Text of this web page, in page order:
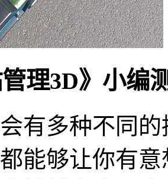
管理3D》小编
有多种不同
能够让你有